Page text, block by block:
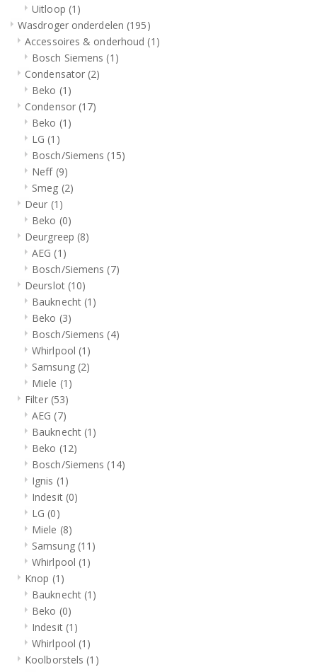
Uitloop (1)
Wasdroger onderdelen (195)
Accessoires & onderhoud (1)
Bosch Siemens (1)
Condensator (2)
Beko (1)
Condensor (17)
Beko (1)
LG (1)
Bosch/Siemens (15)
Neff (9)
Smeg (2)
Deur (1)
Beko (0)
Deurgreep (8)
AEG (1)
Bosch/Siemens (7)
Deurslot (10)
Bauknecht (1)
Beko (3)
Bosch/Siemens (4)
Whirlpool (1)
Samsung (2)
Miele (1)
Filter (53)
AEG (7)
Bauknecht (1)
Beko (12)
Bosch/Siemens (14)
Ignis (1)
Indesit (0)
LG (0)
Miele (8)
Samsung (11)
Whirlpool (1)
Knop (1)
Bauknecht (1)
Beko (0)
Indesit (1)
Whirlpool (1)
Koolborstels (1)